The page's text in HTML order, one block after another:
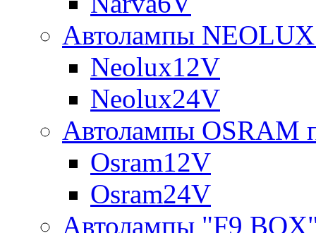
Автолампы
Neolux12V
Neolux24V
Автолампы OSRAM
Osram12V
Osram24V
Автолампы "F9